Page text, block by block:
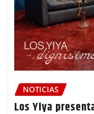
NOTICIAS
Los Yiya